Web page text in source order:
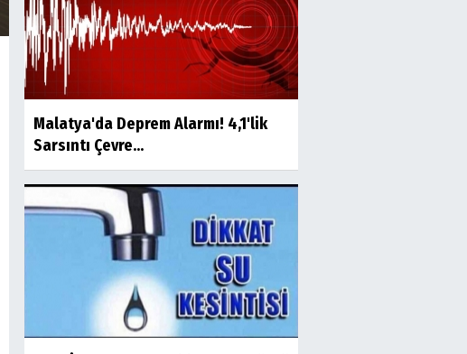
Malatya'da Deprem Alarmı! 4,1'lik
Sarsıntı Çevre...